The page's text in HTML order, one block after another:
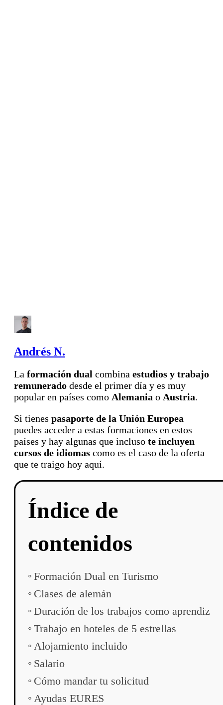
Andrés N.
La formación dual combina estudios y trabajo
remunerado desde el primer día y es muy
popular en países como Alemania o Austria.
Si tienes pasaporte de la Unión Europea
puedes acceder a estas formaciones en estos
países y hay algunas que incluso te incluyen
cursos de idiomas como es el caso de la oferta
que te traigo hoy aquí.
Índice de
contenidos
Formación Dual en Turismo
Clases de alemán
Duración de los trabajos como aprendiz
Trabajo en hoteles de 5 estrellas
Alojamiento incluido
Salario
Cómo mandar tu solicitud
Ayudas EURES